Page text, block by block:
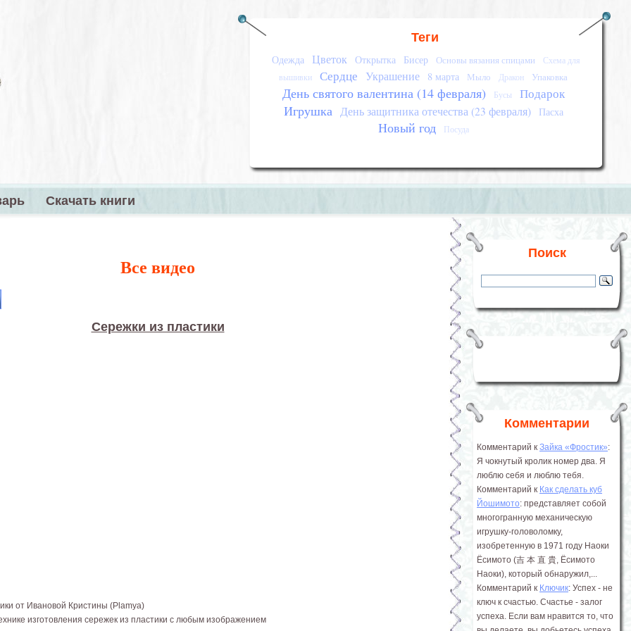
Теги
Одежда Цветок Открытка Бисер Основы вязания спицами
Схема для
вышивки
Сердце Украшение 8 марта Мыло Дракон Упаковка
День святого валентина (14 февраля) Бусы Подарок
Игрушка День защитника отечества (23 февраля) Пасха
Новый год Посуда
Скачать книги
Все видео
Сережки из пластики
от Ивановой Кристины (Plamya)
изготовления сережек из пластики с любым изображением
Поиск
Комментарии
Комментарий к Зайка «Фростик»:
Я чокнутый кролик номер два. Я
люблю себя и люблю тебя.
Комментарий к Как сделать куб
Йошимото: представляет собой
многогранную механическую
игрушку-головоломку,
изобретенную в 1971 году Наоки
Ёсимото (吉 本 直 貴, Ёсимото
Наоки), который обнаружил,...
Комментарий к Ключик: Успех - не
ключ к счастью. Счастье - залог
успеха. Если вам нравится то, что